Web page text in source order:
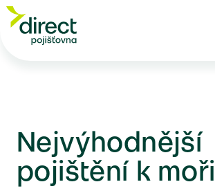
Nejvýhodnější
pojištění k moři